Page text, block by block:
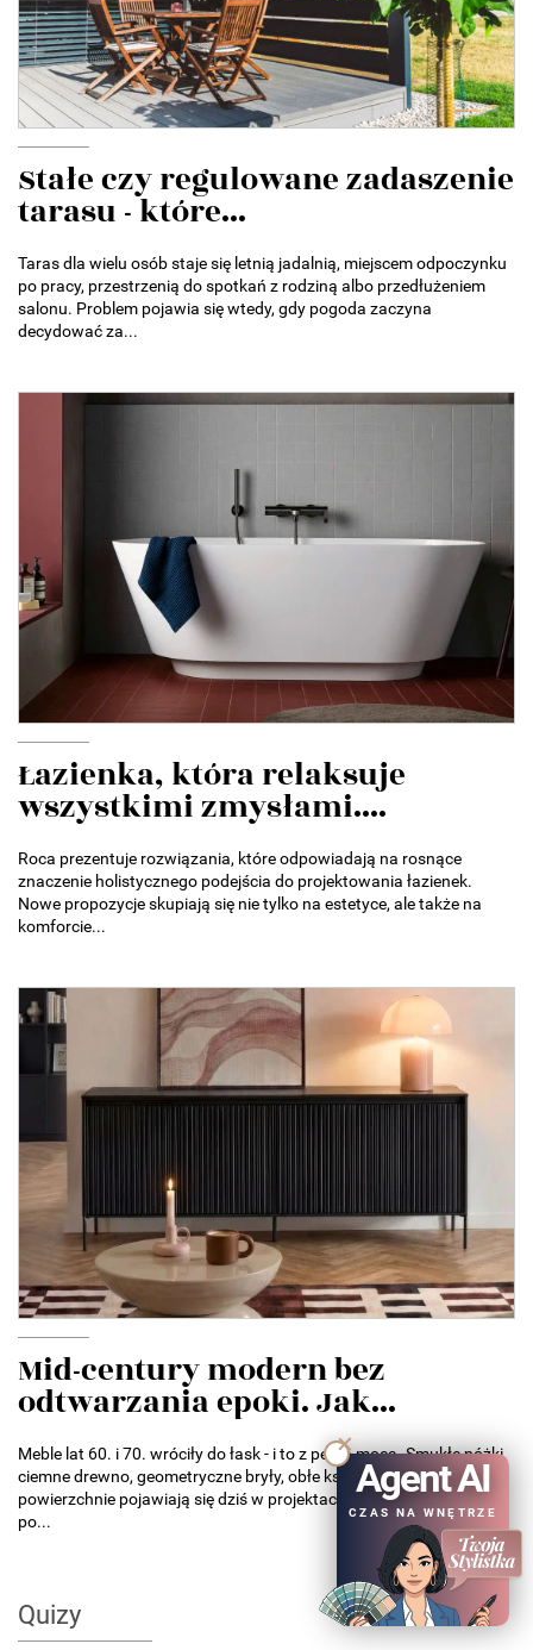
Stałe czy regulowane zadaszenie
tarasu - które...
Taras dla wielu osób staje się letnią jadalnią, miejscem odpoczynku
po pracy, przestrzenią do spotkań z rodziną albo przedłużeniem
salonu. Problem pojawia się wtedy, gdy pogoda zaczyna
decydować za...
Łazienka, która relaksuje
wszystkimi zmysłami....
Roca prezentuje rozwiązania, które odpowiadają na rosnące
znaczenie holistycznego podejścia do projektowania łazienek.
Nowe propozycje skupiają się nie tylko na estetyce, ale także na
komforcie...
Mid-century modern bez
odtwarzania epoki. Jak...
Meble lat 60. i 70. wróciły do łask - i to z pełną mocą. Smukłe nóżki,
ciemne drewno, geometryczne bryły, obłe kształty i ryflowane
powierzchnie pojawiają się dziś w projektach od małych mieszkań
po...
Quizy
Agent AI
CZAS NA WNĘTRZE